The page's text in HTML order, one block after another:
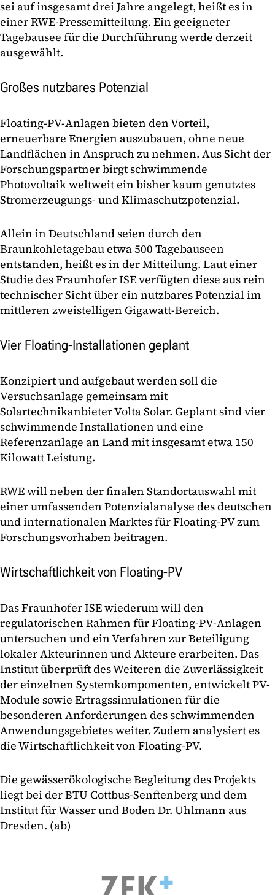
sei auf insgesamt drei Jahre angelegt, heißt es in
einer RWE-Pressemitteilung. Ein geeigneter
Tagebausee für die Durchführung werde derzeit
ausgewählt.
Großes nutzbares Potenzial
Floating-PV-Anlagen bieten den Vorteil,
erneuerbare Energien auszubauen, ohne neue
Landflächen in Anspruch zu nehmen. Aus Sicht der
Forschungspartner birgt schwimmende
Photovoltaik weltweit ein bisher kaum genutztes
Stromerzeugungs- und Klimaschutzpotenzial.
Allein in Deutschland seien durch den
Braunkohletagebau etwa 500 Tagebauseen
entstanden, heißt es in der Mitteilung. Laut einer
Studie des Fraunhofer ISE verfügten diese aus rein
technischer Sicht über ein nutzbares Potenzial im
mittleren zweistelligen Gigawatt-Bereich.
Vier Floating-Installationen geplant
Konzipiert und aufgebaut werden soll die
Versuchsanlage gemeinsam mit
Solartechnikanbieter Volta Solar. Geplant sind vier
schwimmende Installationen und eine
Referenzanlage an Land mit insgesamt etwa 150
Kilowatt Leistung.
RWE will neben der finalen Standortauswahl mit
einer umfassenden Potenzialanalyse des deutschen
und internationalen Marktes für Floating-PV zum
Forschungsvorhaben beitragen.
Wirtschaftlichkeit von Floating-PV
Das Fraunhofer ISE wiederum will den
regulatorischen Rahmen für Floating-PV-Anlagen
untersuchen und ein Verfahren zur Beteiligung
lokaler Akteurinnen und Akteure erarbeiten. Das
Institut überprüft des Weiteren die Zuverlässigkeit
der einzelnen Systemkomponenten, entwickelt PV-
Module sowie Ertragssimulationen für die
besonderen Anforderungen des schwimmenden
Anwendungsgebietes weiter. Zudem analysiert es
die Wirtschaftlichkeit von Floating-PV.
Die gewässerökologische Begleitung des Projekts
liegt bei der BTU Cottbus-Senftenberg und dem
Institut für Wasser und Boden Dr. Uhlmann aus
Dresden. (ab)